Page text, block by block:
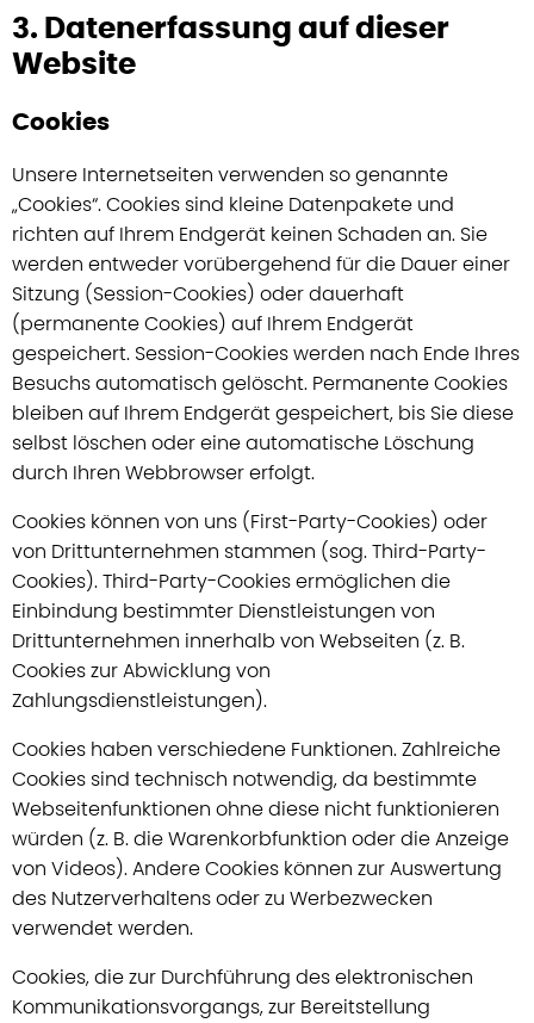
3. Datenerfassung auf dieser
Website
Cookies
Unsere Internetseiten verwenden so genannte
„Cookies“. Cookies sind kleine Datenpakete und
richten auf Ihrem Endgerät keinen Schaden an. Sie
werden entweder vorübergehend für die Dauer einer
Sitzung (Session-Cookies) oder dauerhaft
(permanente Cookies) auf Ihrem Endgerät
gespeichert. Session-Cookies werden nach Ende Ihres
Besuchs automatisch gelöscht. Permanente Cookies
bleiben auf Ihrem Endgerät gespeichert, bis Sie diese
selbst löschen oder eine automatische Löschung
durch Ihren Webbrowser erfolgt.
Cookies können von uns (First-Party-Cookies) oder
von Drittunternehmen stammen (sog. Third-Party-
Cookies). Third-Party-Cookies ermöglichen die
Einbindung bestimmter Dienstleistungen von
Drittunternehmen innerhalb von Webseiten (z. B.
Cookies zur Abwicklung von
Zahlungsdienstleistungen).
Cookies haben verschiedene Funktionen. Zahlreiche
Cookies sind technisch notwendig, da bestimmte
Webseitenfunktionen ohne diese nicht funktionieren
würden (z. B. die Warenkorbfunktion oder die Anzeige
von Videos). Andere Cookies können zur Auswertung
des Nutzerverhaltens oder zu Werbezwecken
verwendet werden.
Cookies, die zur Durchführung des elektronischen
Kommunikationsvorgangs, zur Bereitstellung